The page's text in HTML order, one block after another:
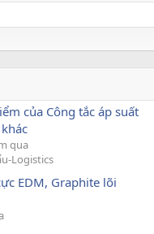
của Công tắc áp suất
qua
Logistics
EDM, Graphite lõi